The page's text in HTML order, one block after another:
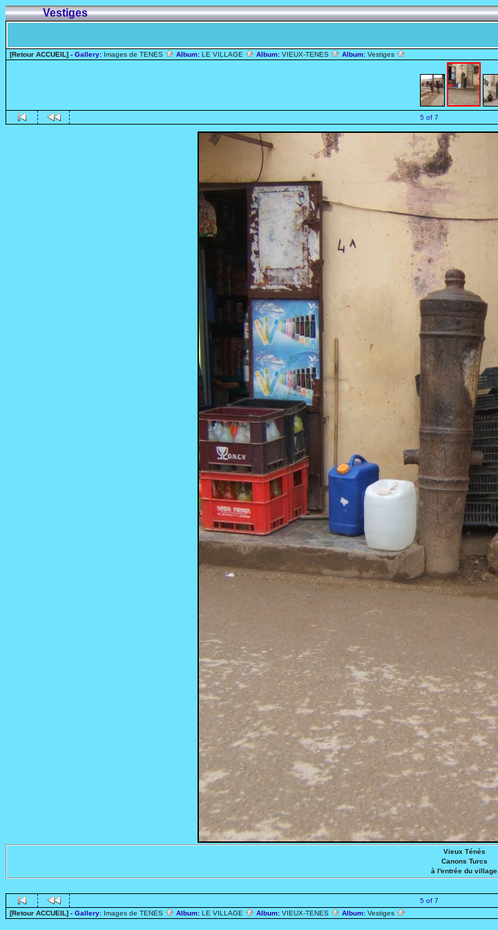
Vestiges
[Retour ACCUEIL] - Gallery: Images de TENES Album: LE VILLAGE Album: VIEUX-TENES Album: Vestiges
5 of 7
Vieux Ténès
Canons Turcs
à l'entrée du village
5 of 7
[Retour ACCUEIL] - Gallery: Images de TENES Album: LE VILLAGE Album: VIEUX-TENES Album: Vestiges